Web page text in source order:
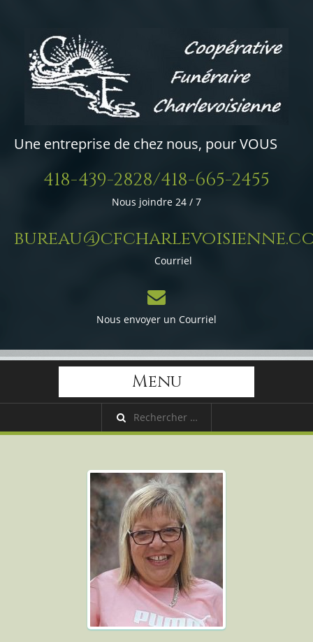
Une entreprise de chez nous, pour VOUS
418-439-2828/418-665-2455
Nous joindre 24 / 7
Courriel
Nous envoyer un Courriel
Menu